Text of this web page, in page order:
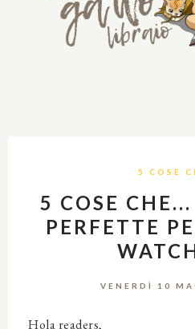
5 COSE
5 COSE
PERFETTE
VENERDÌ 10
Hola readers,